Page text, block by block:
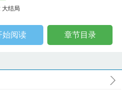
大结局
始阅读 章节目录